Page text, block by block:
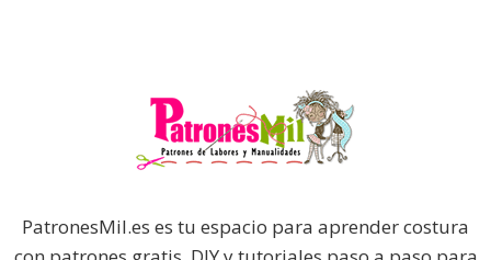
PatronesMil.es es tu espacio para aprender costura